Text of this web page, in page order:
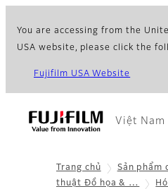
You are accessing from the
USA website, please click the
Fujifilm USA Website
Việt Nam
Trang chủ Sản phẩm
thuật Đồ họa & …